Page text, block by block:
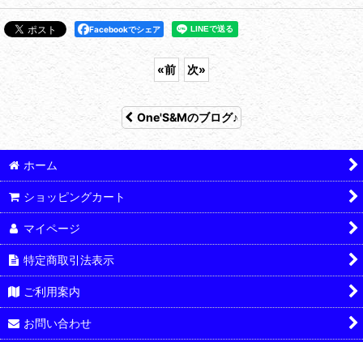
Facebookでシェア
«前 次»
One'S&Mのブログ♪
ホーム
ショッピングカート
マイページ
特定商取引法表示
ご利用案内
お問い合わせ